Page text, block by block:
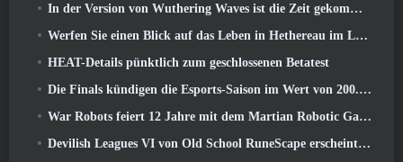
In der Version von Wuthering Waves ist die Zeit gekommen, Aemeath zu retten 3.3 Aktualisieren
Werfen Sie einen Blick auf das Leben in Hethereau im Launch-Gameplay-Vorschauvideo von Neverness To Everness
HEAT-Details pünktlich zum geschlossenen Betatest
Die Finals kündigen die Esports-Saison im Wert von 200.000 US-Dollar an
War Robots feiert 12 Jahre mit dem Martian Robotic Games Event
Devilish Leagues VI von Old School RuneScape erscheint heute